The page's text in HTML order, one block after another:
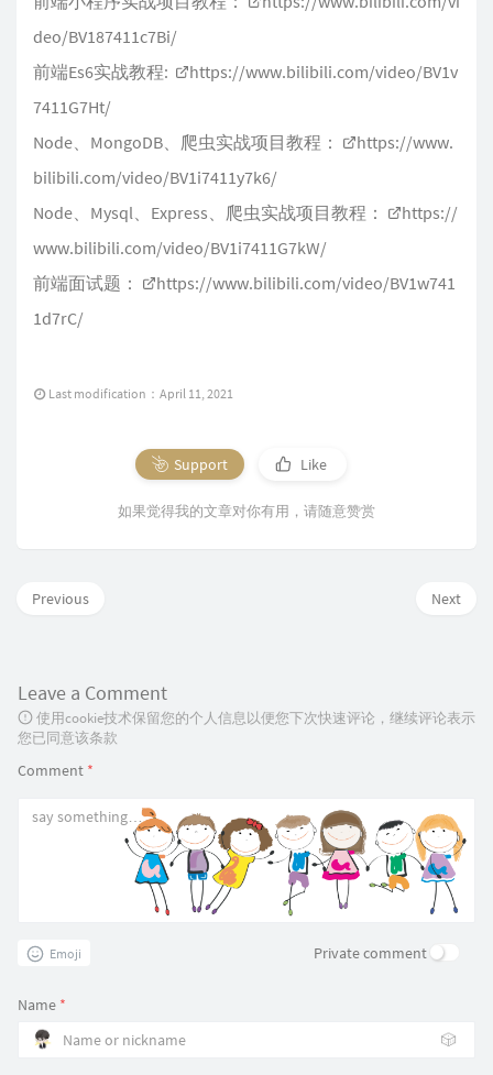
deo/BV187411c7Bi/
前端Es6实战教程:
https://www.bilibili.com/video/BV1v
7411G7Ht/
Node、MongoDB、爬虫实战项目教程：
https://www.
bilibili.com/video/BV1i7411y7k6/
Node、Mysql、Express、爬虫实战项目教程：
https://
www.bilibili.com/video/BV1i7411G7kW/
前端面试题：
https://www.bilibili.com/video/BV1w741
1d7rC/
Last modification：April 11, 2021
Support Like
如果觉得我的文章对你有用，请随意赞赏
Next
Previous
Leave a Comment
使用cookie技术保留您的个人信息以便您下次快速评论，继续评论表示
您已同意该条款
Comment *
Emoji Private comment
Name *
🎲